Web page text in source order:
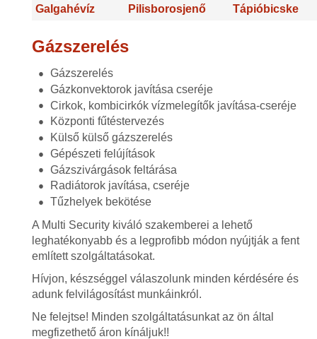
Galgahévíz
Pilisborosjenő
Tápióbicske
Gázszerelés
Gázszerelés
Gázkonvektorok javítása cseréje
Cirkok, kombicirkók vízmelegítők javítása-cseréje
Központi fűtéstervezés
Külső külső gázszerelés
Gépészeti felújítások
Gázszivárgások feltárása
Radiátorok javítása, cseréje
Tűzhelyek bekötése
A Multi Security kiváló szakemberei a lehető
leghatékonyabb és a legprofibb módon nyújtják a fent
említett szolgáltatásokat.
Hívjon, készséggel válaszolunk minden kérdésére és
adunk felvilágosítást munkáinkról.
Ne felejtse! Minden szolgáltatásunkat az ön által
megfizethető áron kínáljuk!!